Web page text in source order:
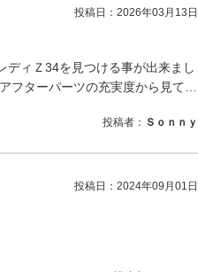
投稿日： 2026年03月13日
ディＺ34を見つける事が出来まし
フターパーツの充実度から見て…
投稿者： Ｓｏｎｎｙ
投稿日： 2024年09月01日